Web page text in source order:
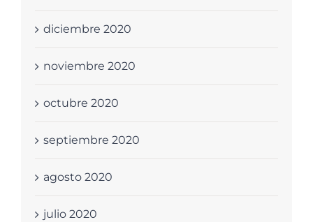
diciembre 2020
noviembre 2020
octubre 2020
septiembre 2020
agosto 2020
julio 2020